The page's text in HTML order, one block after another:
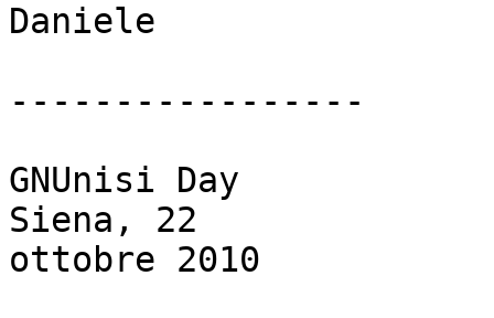
Daniele
-----------------
GNUnisi Day
Siena, 22
ottobre 2010